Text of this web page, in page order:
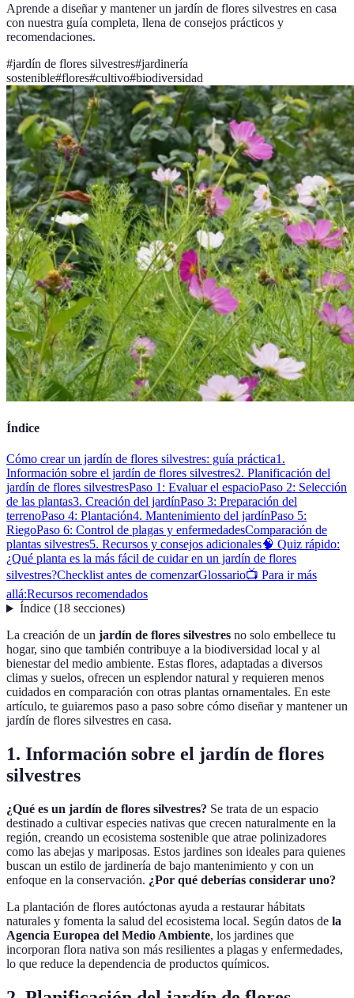
Aprende a diseñar y mantener un jardín de flores silvestres en casa
con nuestra guía completa, llena de consejos prácticos y
recomendaciones.
#jardín de flores silvestres#jardinería
sostenible#flores#cultivo#biodiversidad
Índice
Cómo crear un jardín de flores silvestres: guía práctica1.
Información sobre el jardín de flores silvestres2. Planificación del
jardín de flores silvestresPaso 1: Evaluar el espacioPaso 2: Selección
de las plantas3. Creación del jardínPaso 3: Preparación del
terrenoPaso 4: Plantación4. Mantenimiento del jardínPaso 5:
RiegoPaso 6: Control de plagas y enfermedadesComparación de
plantas silvestres5. Recursos y consejos adicionales🧠 Quiz rápido:
¿Qué planta es la más fácil de cuidar en un jardín de flores
silvestres?Checklist antes de comenzarGlossario📺 Para ir más
allá:Recursos recomendados
Índice(18 secciones)
La creación de un jardín de flores silvestres no solo embellece tu
hogar, sino que también contribuye a la biodiversidad local y al
bienestar del medio ambiente. Estas flores, adaptadas a diversos
climas y suelos, ofrecen un esplendor natural y requieren menos
cuidados en comparación con otras plantas ornamentales. En este
artículo, te guiaremos paso a paso sobre cómo diseñar y mantener un
jardín de flores silvestres en casa.
1. Información sobre el jardín de flores
silvestres
¿Qué es un jardín de flores silvestres? Se trata de un espacio
destinado a cultivar especies nativas que crecen naturalmente en la
región, creando un ecosistema sostenible que atrae polinizadores
como las abejas y mariposas. Estos jardines son ideales para quienes
buscan un estilo de jardinería de bajo mantenimiento y con un
enfoque en la conservación. ¿Por qué deberías considerar uno?
La plantación de flores autóctonas ayuda a restaurar hábitats
naturales y fomenta la salud del ecosistema local. Según datos de la
Agencia Europea del Medio Ambiente, los jardines que
incorporan flora nativa son más resilientes a plagas y enfermedades,
lo que reduce la dependencia de productos químicos.